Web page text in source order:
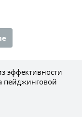
эффективности
пейджинговой